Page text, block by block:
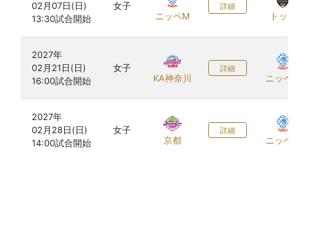
02月07日(日)
女子
ニッペM
詳細
トップ
2027年
02月21日(日)
女子
KA神奈川
詳細
ニッペM
2027年
02月28日(日)
女子
京都
詳細
ニッペM